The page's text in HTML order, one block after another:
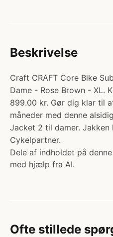
Beskrivelse
Craft CRAFT Core Bike
Dame - Rose Brown - XL.
899.00 kr. Gør dig klar til
måneder med denne
Jacket 2 til damer. Jakken
Cykelpartner.
Dele af indholdet på
med hjælp fra AI.
Ofte stillede